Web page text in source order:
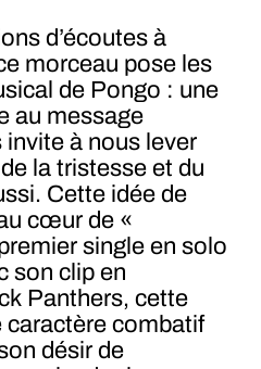
d’écoutes à
morceau pose les
de Pongo : une
au message
à nous lever
la tristesse et du
Cette idée de
cœur de «
single en solo
son clip en
Panthers, cette
caractère combatif
désir de